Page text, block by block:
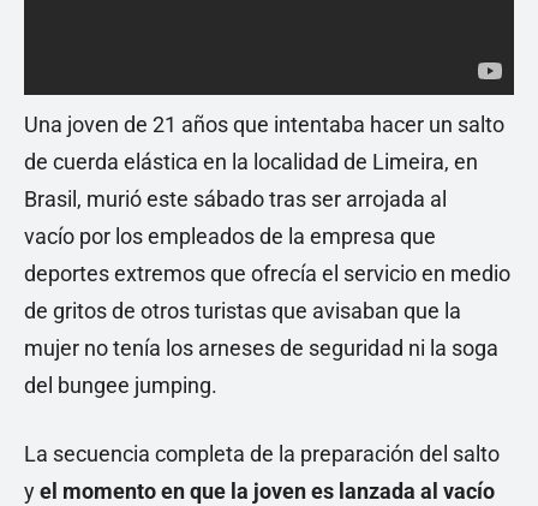
Una joven de 21 años que intentaba hacer un salto
de cuerda elástica en la localidad de Limeira, en
Brasil, murió este sábado tras ser arrojada al
vacío por los empleados de la empresa que
deportes extremos que ofrecía el servicio en medio
de gritos de otros turistas que avisaban que la
mujer no tenía los arneses de seguridad ni la soga
del bungee jumping.
La secuencia completa de la preparación del salto
yel momento en que la joven es lanzada al vacío